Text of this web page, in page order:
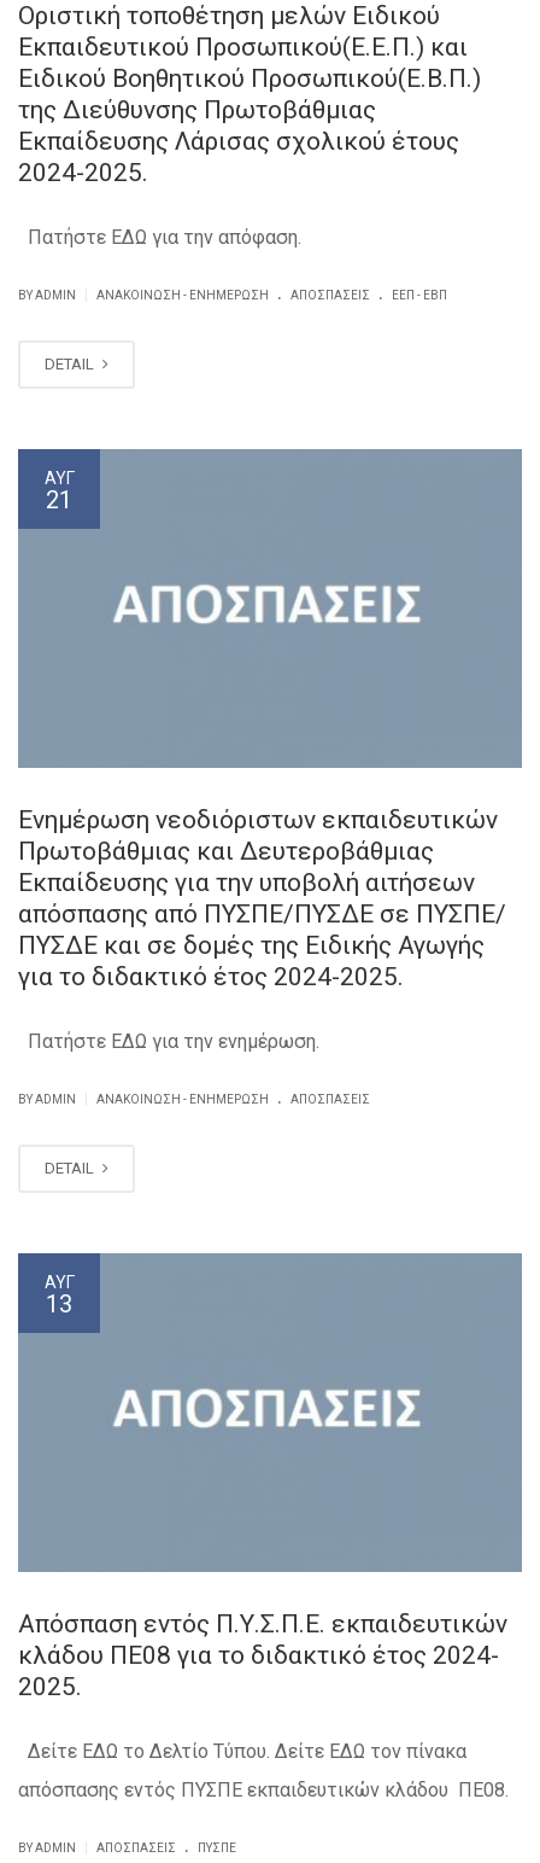
Οριστική τοποθέτηση μελών Ειδικού
Εκπαιδευτικού Προσωπικού(Ε.Ε.Π.) και
Ειδικού Βοηθητικού Προσωπικού(Ε.Β.Π.)
της Διεύθυνσης Πρωτοβάθμιας
Εκπαίδευσης Λάρισας σχολικού έτους
2024-2025.
Πατήστε ΕΔΩ για την απόφαση.
BY ADMIN ΑΝΑΚΟΊΝΩΣΗ - ΕΝΗΜΈΡΩΣΗ . ΑΠΟΣΠΆΣΕΙΣ . ΕΕΠ - ΕΒΠ
DETAIL
ΑΥΓ
21
Ενημέρωση νεοδιόριστων εκπαιδευτικών
Πρωτοβάθμιας και Δευτεροβάθμιας
Εκπαίδευσης για την υποβολή αιτήσεων
απόσπασης από ΠΥΣΠΕ/ΠΥΣΔΕ σε ΠΥΣΠΕ/
ΠΥΣΔΕ και σε δομές της Ειδικής Αγωγής
για το διδακτικό έτος 2024-2025.
Πατήστε ΕΔΩ για την ενημέρωση.
BY ADMIN ΑΝΑΚΟΊΝΩΣΗ - ΕΝΗΜΈΡΩΣΗ . ΑΠΟΣΠΆΣΕΙΣ
DETAIL
ΑΥΓ
13
Aπόσπαση εντός Π.Υ.Σ.Π.Ε. εκπαιδευτικών
κλάδου ΠΕ08 για το διδακτικό έτος 2024-
2025.
Δείτε ΕΔΩ το Δελτίο Τύπου. Δείτε ΕΔΩ τον πίνακα
απόσπασης εντός ΠΥΣΠΕ εκπαιδευτικών κλάδου ΠΕ08.
BY ADMIN ΑΠΟΣΠΆΣΕΙΣ . ΠΥΣΠΕ